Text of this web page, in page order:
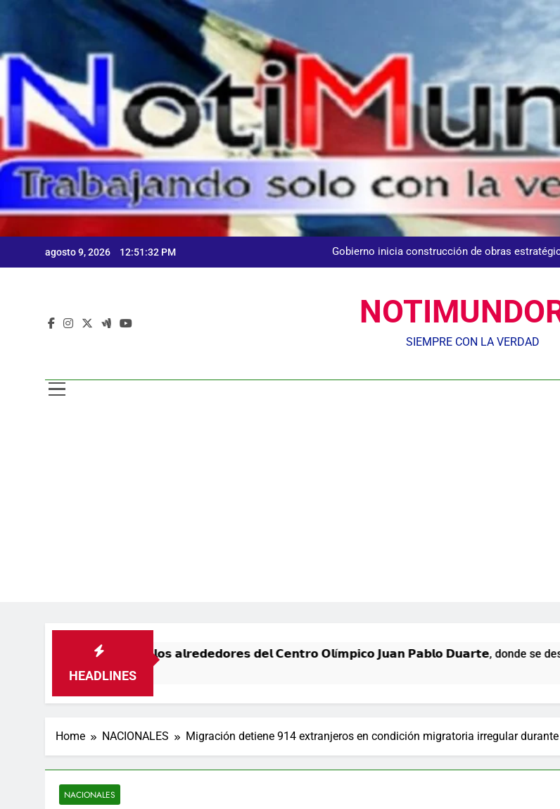
agosto 9, 2026 12:51:33 PM
UNTC inicia ofensiva para recuperar
Nuestros agentes mantienen el control y la
𝗢𝗹í𝗺𝗽𝗶𝗰𝗼 𝗝𝘂𝗮𝗻 𝗣𝗮𝗯𝗹𝗼 𝗗𝘂𝗮𝗿𝘁𝗲, donde se
Gobierno inicia construcción de obras
UNTC inicia ofensiva para recuperar
Nuestros agentes mantienen el control y la
SIEMPRE CON LA VERDAD
HEADLINES
𝗲𝗻 𝗹𝗼𝘀 𝗮𝗹𝗿𝗲𝗱𝗲𝗱𝗼𝗿𝗲𝘀 𝗱𝗲𝗹 𝗖𝗲𝗻𝘁𝗿𝗼 𝗢𝗹í𝗺𝗽𝗶𝗰𝗼 𝗝𝘂𝗮𝗻 𝗣𝗮𝗯𝗹𝗼 𝗗𝘂𝗮𝗿𝘁𝗲, donde se desarrolla la
Home NACIONALES Migración detiene 914 extranjeros en condición migratoria irregular
NACIONALES